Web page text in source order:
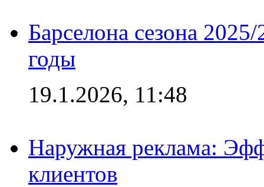
Барселона сезона
годы
19.1.2026, 11:48
Наружная реклама:
клиентов